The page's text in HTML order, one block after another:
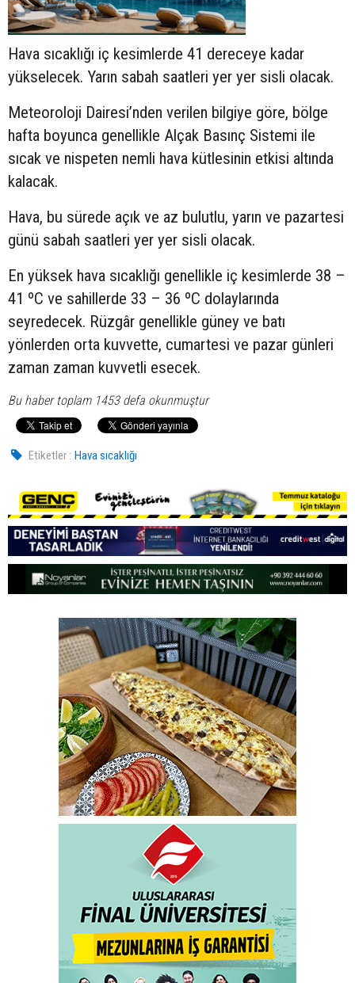
Hava sıcaklığı iç kesimlerde 41 dereceye kadar
yükselecek. Yarın sabah saatleri yer yer sisli olacak.
Meteoroloji Dairesi’nden verilen bilgiye göre, bölge
hafta boyunca genellikle Alçak Basınç Sistemi ile
sıcak ve nispeten nemli hava kütlesinin etkisi altında
kalacak.
Hava, bu sürede açık ve az bulutlu, yarın ve pazartesi
günü sabah saatleri yer yer sisli olacak.
En yüksek hava sıcaklığı genellikle iç kesimlerde 38 –
41 ºC ve sahillerde 33 – 36 ºC dolaylarında
seyredecek. Rüzgâr genellikle güney ve batı
yönlerden orta kuvvette, cumartesi ve pazar günleri
zaman zaman kuvvetli esecek.
Bu haber toplam 1453 defa okunmuştur
Etiketler : Hava sıcaklığı